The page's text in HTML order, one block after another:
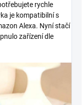
rychle
je kompatibilní s
Alexa. Nyní stačí
zařízení dle